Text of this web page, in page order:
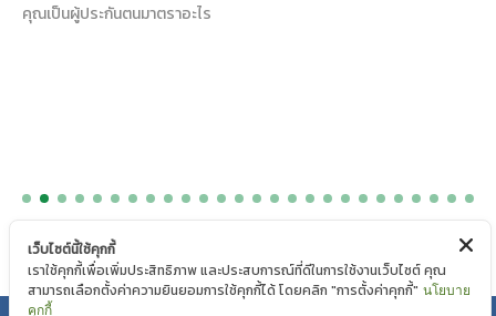
คุณเป็นผู้ประกันตนมาตราอะไร
เว็บไซต์นี้ใช้คุกกี้
เราใช้คุกกี้เพื่อเพิ่มประสิทธิภาพ และประสบการณ์ที่ดีในการใช้งานเว็บไซต์ คุณ
สามารถเลือกตั้งค่าความยินยอมการใช้คุกกี้ได้ โดยคลิก "การตั้งค่าคุกกี้" นโยบาย
คุกกี้